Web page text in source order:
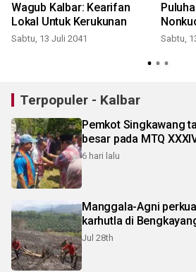
Wagub Kalbar: Kearifan
Lokal Untuk Kerukunan
Sabtu, 13 Juli 2041 Sabtu,
Terpopuler - Kalbar
Pemkot Singkawang
besar pada MTQ
6 hari lalu
Manggala-Agni
karhutla di
Jul 28th